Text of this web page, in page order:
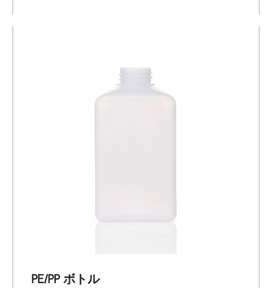
PE/PP ボトル